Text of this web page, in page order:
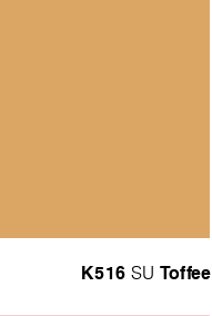
K516 SU Toffee